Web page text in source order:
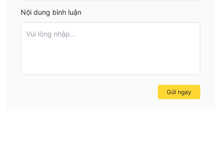
Nội dung bình luận
Vui lòng nhập...
Gửi ngay